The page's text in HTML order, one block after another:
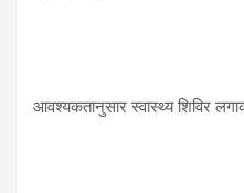
आवश्यकतानुसार स्वास्थ्य शिविर